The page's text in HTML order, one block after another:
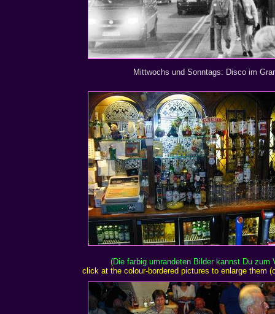
Mittwochs und Sonntags: Disco im
(Die farbig umrandeten Bilder kannst Du
click at the colour-bordered pictures to enlarge them